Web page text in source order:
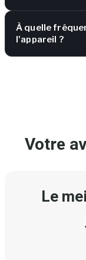
À quelle
l'appareil ?
Votre
Le